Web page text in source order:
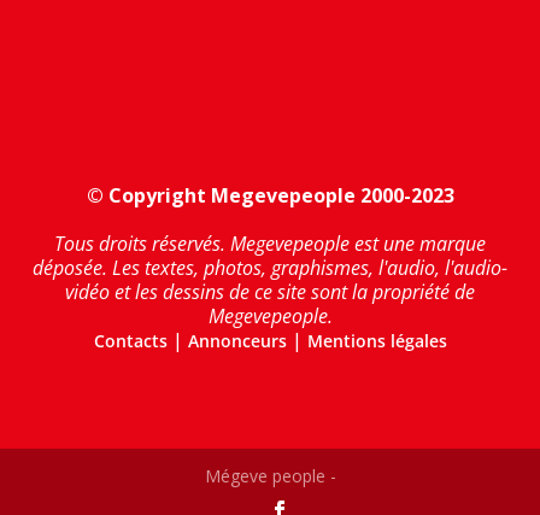
© Copyright Megevepeople 2000-2023
Tous droits réservés. Megevepeople est une marque
déposée. Les textes, photos, graphismes, l'audio, l'audio-
vidéo et les dessins de ce site sont la propriété de
Megevepeople.
Contacts| Annonceurs| Mentions légales
Mégeve people -